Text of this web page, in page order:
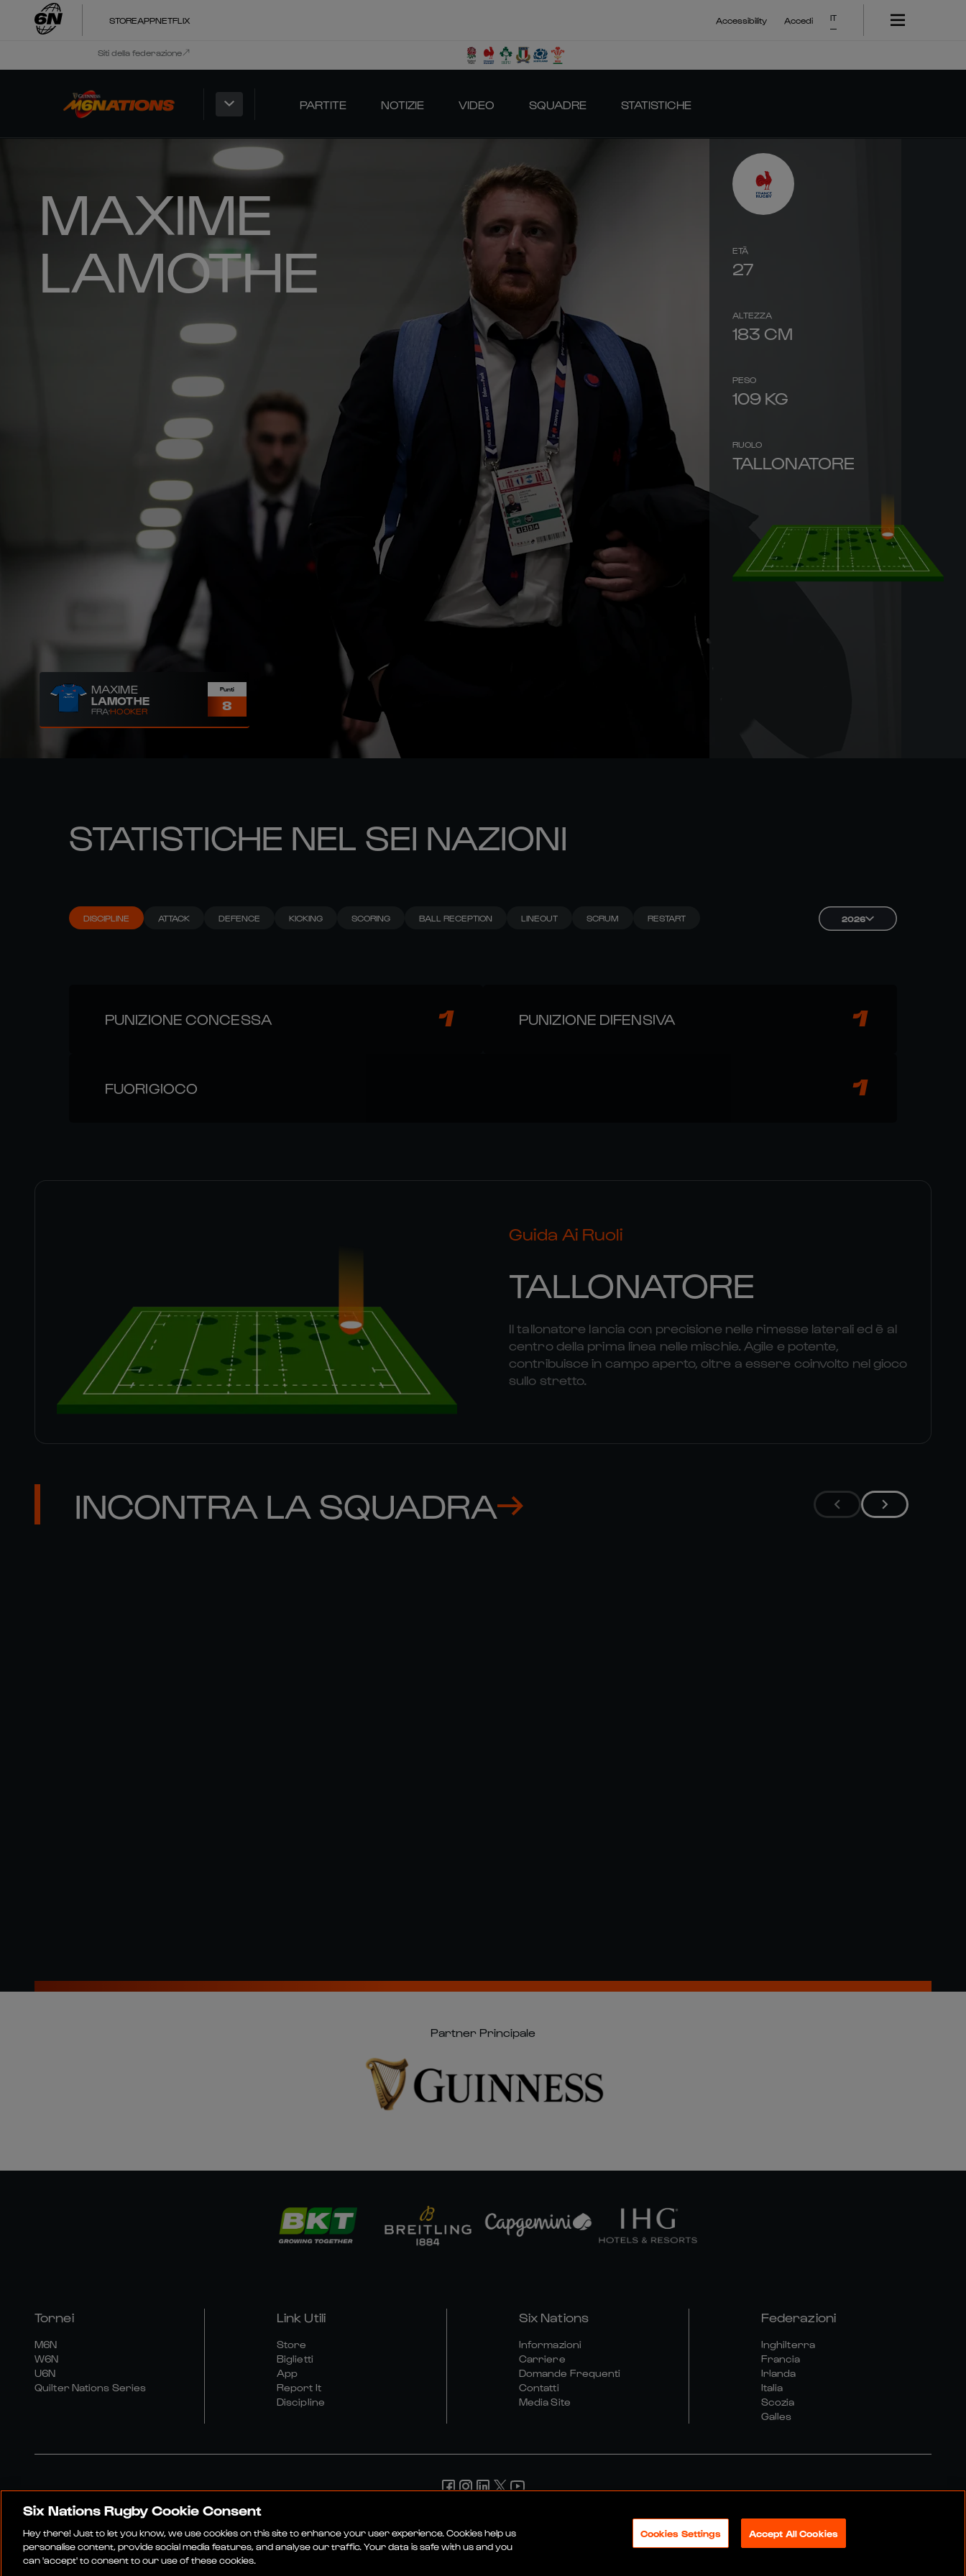
STOREAPPNETFLIX Accessibility Accedi IT
Siti della federazione
PARTITE NOTIZIE VIDEO SQUADRE STATISTICHE
MAXIME
LAMOTHE
MAXIME
LAMOTHE
FRAHOOKER
Punti
8
ETÀ
27
ALTEZZA
183 CM
PESO
109 KG
RUOLO
TALLONATORE
STATISTICHE NEL SEI NAZIONI
DISCIPLINE ATTACK DEFENCE KICKING SCORING BALL RECEPTION LINEOUT SCRUM RESTART 2026
PUNIZIONE CONCESSA 1 PUNIZIONE DIFENSIVA 1
FUORIGIOCO 1
Guida Ai Ruoli
TALLONATORE
Il tallonatore lancia con precisione nelle rimesse laterali ed è al
centro della prima linea nelle mischie. Agile e potente,
contribuisce in campo aperto, oltre a essere coinvolto nel gioco
sullo stretto.
INCONTRA LA SQUADRA
Partner Principale
Tornei
M6N
W6N
U6N
Quilter Nations Series
Link Utili
Store
Biglietti
App
Report It
Discipline
Six Nations
Informazioni
Carriere
Domande Frequenti
Contatti
Media Site
Federazioni
Inghilterra
Francia
Irlanda
Italia
Scozia
Galles
Informativa Sui CookiePolitica Sociale E Digitale
Six Nations Rugby Cookie Consent
Hey there! Just to let you know, we use cookies on this site to enhance your user experience. Cookies help us
personalise content, provide social media features, and analyse our traffic. Your data is safe with us and you
can 'accept' to consent to our use of these cookies.
Cookies Settings Accept All Cookies